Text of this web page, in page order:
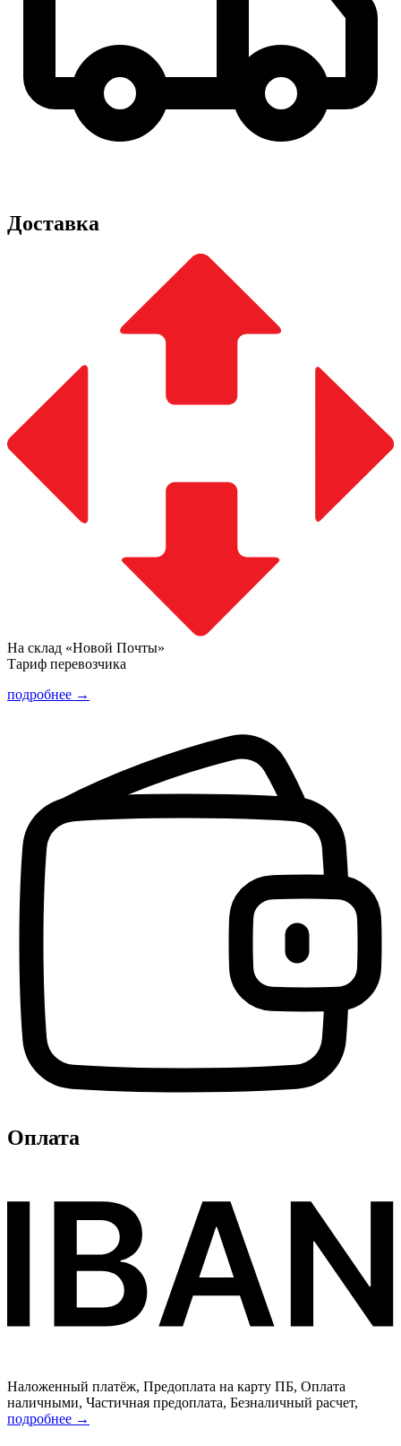
Доставка
На склад «Новой Почты»
Тариф перевозчика
подробнее →
Оплата
Наложенный платёж, Предоплата на карту ПБ, Оплата
наличными, Частичная предоплата, Безналичный расчет,
подробнее →